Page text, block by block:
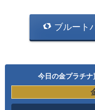
ブルート
今日の金プラチナ